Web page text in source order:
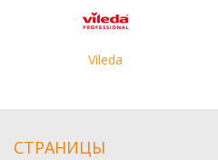
Vileda
СТРАНИЦЫ